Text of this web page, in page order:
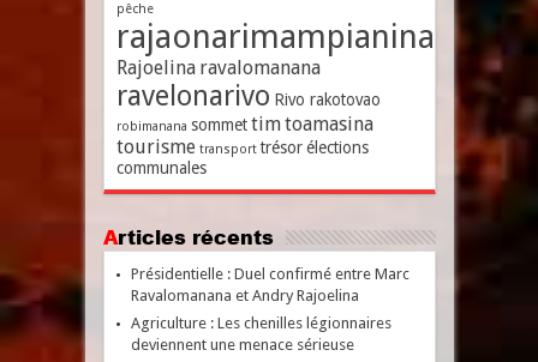
pêche
rajaonarimampianina
Rajoelina ravalomanana
ravelonarivo Rivo rakotovao
robimanana sommet timtoamasina
tourisme transport trésor élections
communales
Articles récents
Présidentielle : Duel confirmé entre Marc
Ravalomanana et Andry Rajoelina
Agriculture : Les chenilles légionnaires
deviennent une menace sérieuse